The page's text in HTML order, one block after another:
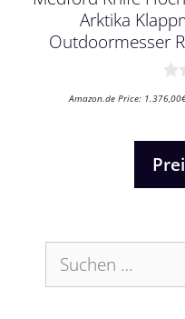
Arktika
Outdoormesser
v
Amazon.de Price: 1.376,00
Suchen
nach: